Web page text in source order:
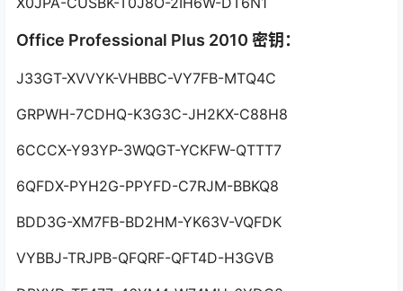
Office Professional Plus 2010 密钥：
J33GT-XVVYK-VHBBC-VY7FB-MTQ4C
GRPWH-7CDHQ-K3G3C-JH2KX-C88H8
6CCCX-Y93YP-3WQGT-YCKFW-QTTT7
6QFDX-PYH2G-PPYFD-C7RJM-BBKQ8
BDD3G-XM7FB-BD2HM-YK63V-VQFDK
VYBBJ-TRJPB-QFQRF-QFT4D-H3GVB